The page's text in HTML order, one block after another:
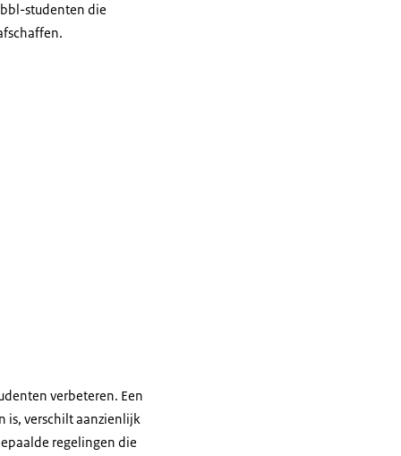
studenten die
verbeteren. Een
is, verschilt aanzienlijk
regelingen die